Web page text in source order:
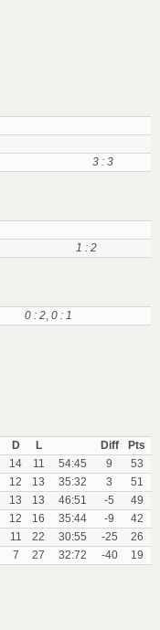
3 : 3
1 : 2
0 : 2, 0 : 1
D L Diff
Pts
14 11 54:45 9
53
12 13 35:32 3
51
13 13 46:51 -5
49
12 16 35:44 -9
42
11 22 30:55 -25
26
7 27 32:72 -40 19